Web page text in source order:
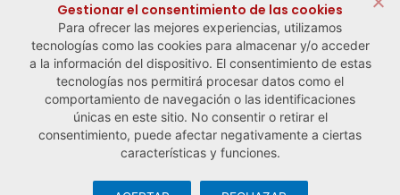
← Noticia anterior Noticia siguiente →
Gestionar el consentimiento de las cookies
Para ofrecer las mejores experiencias, utilizamos
tecnologías como las cookies para almacenar y/o acceder
a la información del dispositivo. El consentimiento de estas
tecnologías nos permitirá procesar datos como el
comportamiento de navegación o las identificaciones
únicas en este sitio. No consentir o retirar el
consentimiento, puede afectar negativamente a ciertas
características y funciones.